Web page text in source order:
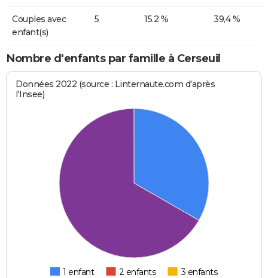
Couples avec
enfant(s)
5 15.2 % 39,4 %
Nombre d'enfants par famille à Cerseuil
Données 2022 (source : Linternaute.com d'après
l'Insee)
1 enfant 2 enfants 3 enfants